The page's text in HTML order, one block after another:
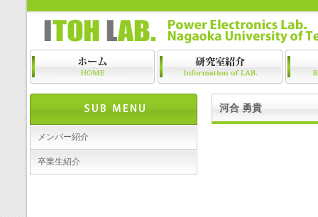
河合 勇貴
メンバー紹介
卒業生紹介